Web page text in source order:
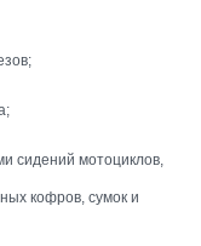
сидений мотоциклов,
кофров, сумок и